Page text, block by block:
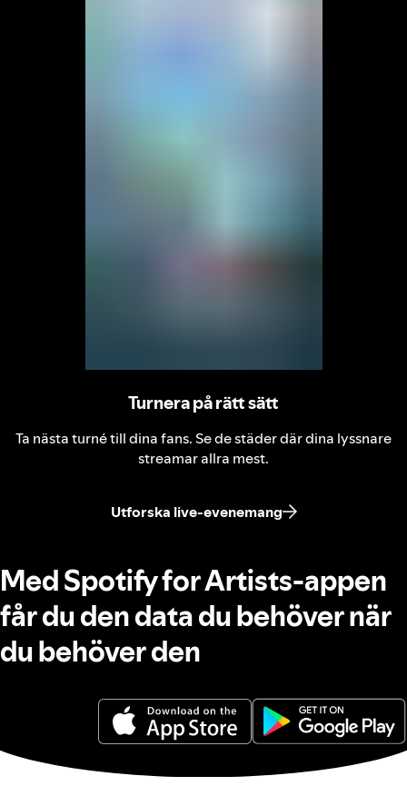
Turnera på rätt sätt
Ta nästa turné till dina fans. Se de städer där dina lyssnare
streamar allra mest.
Utforska live‑evenemang
Med Spotify for Artists‑appen
får du den data du behöver när
du behöver den